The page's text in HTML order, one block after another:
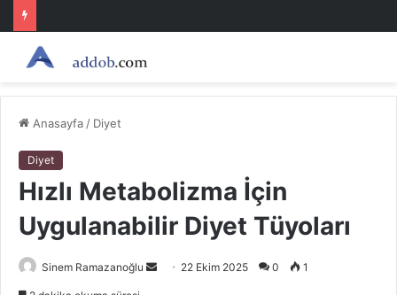
Anasayfa / Diyet
Diyet
Hızlı Metabolizma İçin
Uygulanabilir Diyet Tüyoları
Sinem Ramazanoğlu
Bir
22 Ekim 2025 0 1